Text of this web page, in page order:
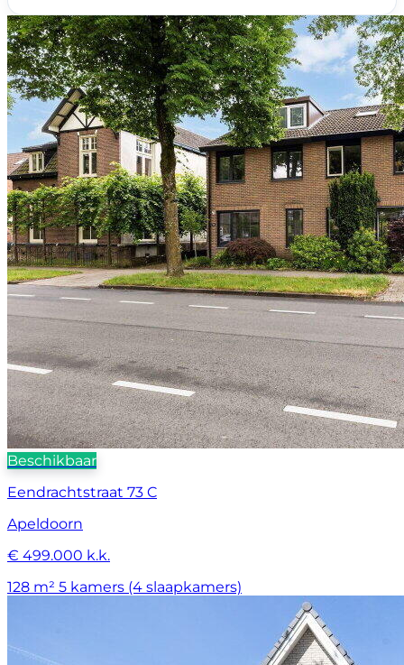
Beschikbaar
Eendrachtstraat 73 C
Apeldoorn
€ 499.000 k.k.
128 m² 5 kamers (4 slaapkamers)